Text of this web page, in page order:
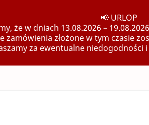
📢 URLOP
że w dniach 13.08.2026 –
zamówienia złożone w tym czasie
za ewentualne niedogodności